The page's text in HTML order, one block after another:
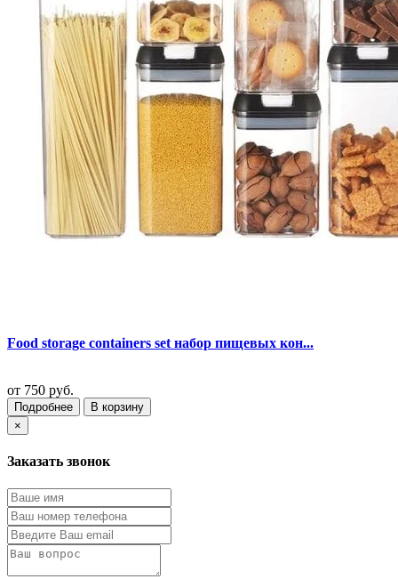
Food storage containers set набор пищевых кон...
от 750 руб.
Подробнее
В корзину
×
Заказать звонок